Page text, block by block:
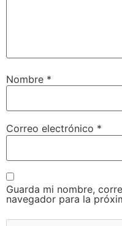
Nombre *
Correo electrónico *
Guarda mi nombre,
navegador para la